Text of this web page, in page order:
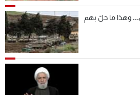
وهذا ما حلّ بهم